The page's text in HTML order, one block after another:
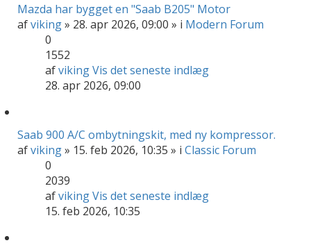
Mazda har bygget en "Saab B205" Motor
afviking» 28. apr 2026, 09:00 » i Modern Forum
0
1552
afvikingVis det seneste indlæg
28. apr 2026, 09:00
Saab 900 A/C ombytningskit, med ny kompressor.
afviking» 15. feb 2026, 10:35 » i Classic Forum
0
2039
afvikingVis det seneste indlæg
15. feb 2026, 10:35